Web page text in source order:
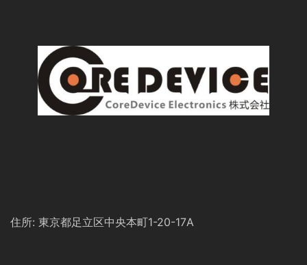
住所: 東京都足立区中央本町1-20-17A